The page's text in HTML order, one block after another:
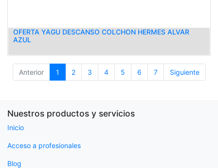
OFERTA YAGU DESCANSO COLCHON HERMES ALVAR
AZUL
Anterior 1 2 3 4 5 6 7 Siguiente
Nuestros productos y servicios
Inicio
Acceso a profesionales
Blog